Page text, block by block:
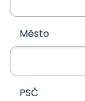
Město
PSČ